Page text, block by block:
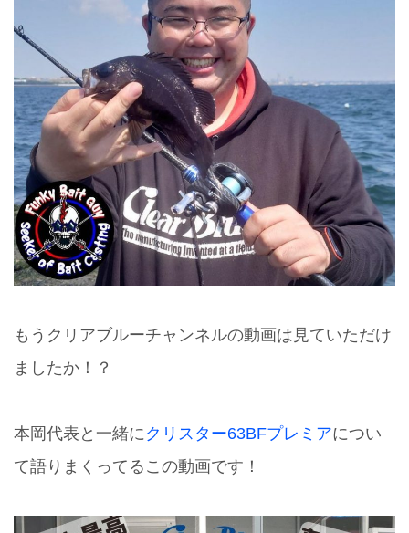
もうクリアブルーチャンネルの動画は見ていただけ
ましたか！？
本岡代表と一緒にクリスター63BFプレミアについ
て語りまくってるこの動画です！